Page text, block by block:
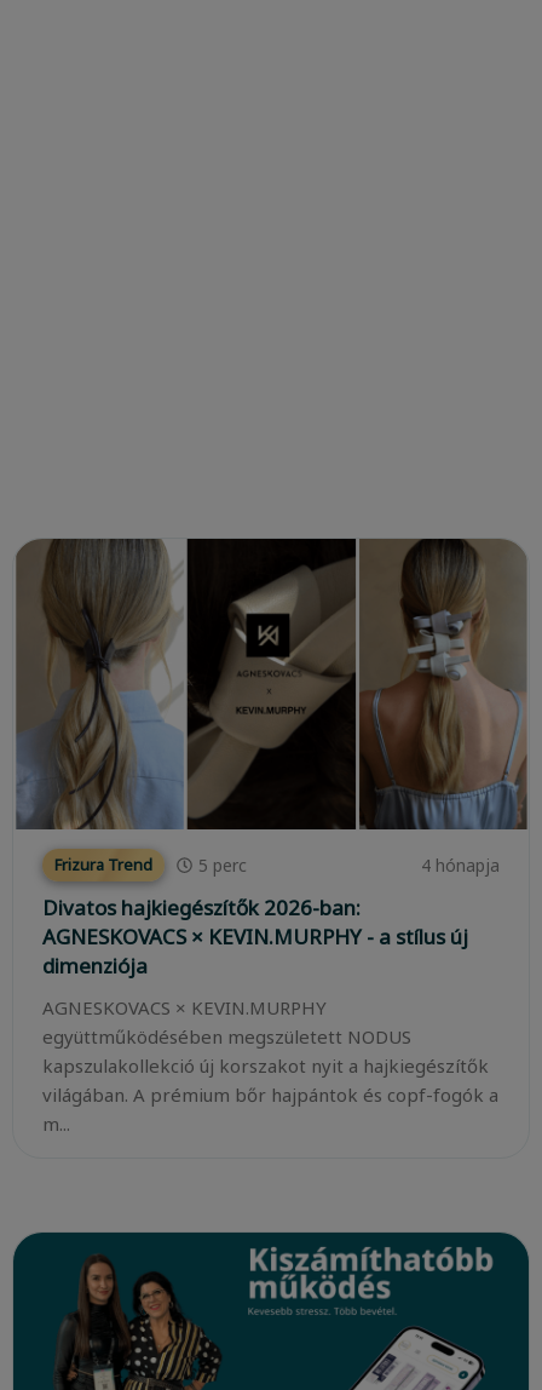
Frizura Trend 5 perc 4 hónapja
Divatos hajkiegészítők 2026-ban:
AGNESKOVACS × KEVIN.MURPHY - a stílus új
dimenziója
AGNESKOVACS × KEVIN.MURPHY
együttműködésében megszületett NODUS
kapszulakollekció új korszakot nyit a hajkiegészítők
világában. A prémium bőr hajpántok és copf-fogók a
m...